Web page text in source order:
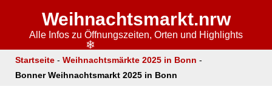
Weihnachtsmarkt.nrw
Alle Infos zu Öffnungszeiten, Orten und Highlights
Startseite - Weihnachtsmärkte 2025 in Bonn -
Bonner Weihnachtsmarkt 2025 in Bonn
❄